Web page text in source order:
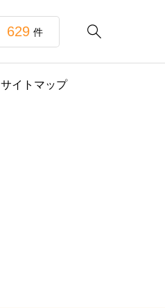

629 件
サイトマップ